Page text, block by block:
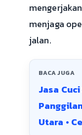
menjaga
jalan.
BACA JUGA
Jasa
Utara •